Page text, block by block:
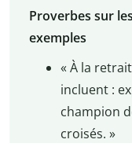
Proverbes sur
exemples
« À la
incluent :
champion
croisés. »